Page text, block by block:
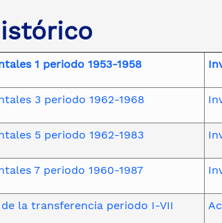
1 periodo 1953-1958
3 periodo 1962-1968
5 periodo 1962-1983
7 periodo 1960-1987
la transferencia periodo I-VII